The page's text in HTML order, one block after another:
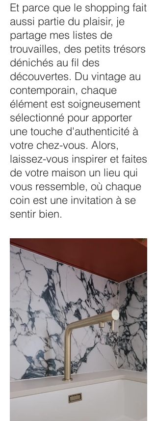
Et parce que le shopping fait
aussi partie du plaisir, je
partage mes listes de
trouvailles, des petits trésors
dénichés au fil des
découvertes. Du vintage au
contemporain, chaque
élément est soigneusement
sélectionné pour apporter
une touche d'authenticité à
votre chez-vous. Alors,
laissez-vous inspirer et faites
de votre maison un lieu qui
vous ressemble, où chaque
coin est une invitation à se
sentir bien.